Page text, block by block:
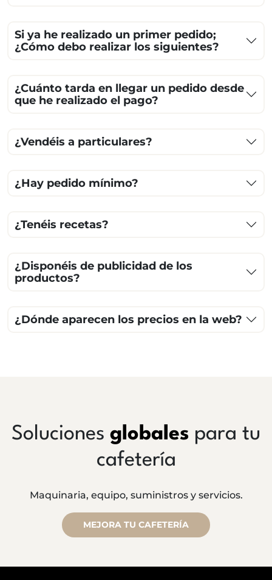
Si ya he realizado un primer pedido;
¿Cómo debo realizar los siguientes?
¿Cuánto tarda en llegar un pedido desde
que he realizado el pago?
¿Vendéis a particulares?
¿Hay pedido mínimo?
¿Tenéis recetas?
¿Disponéis de publicidad de los
productos?
¿Dónde aparecen los precios en la web?
Soluciones globales para tu
cafetería
Maquinaria, equipo, suministros y servicios.
MEJORA TU CAFETERÍA